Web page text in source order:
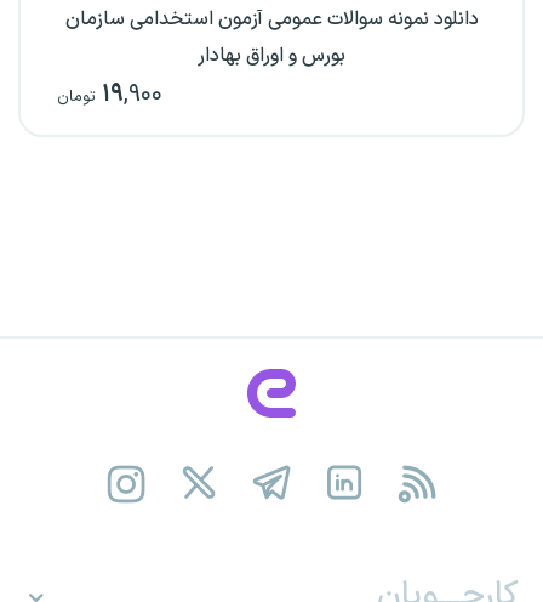
دانلود نمونه سوالات عمومی آزمون استخدامی سازمان
بورس و اوراق بهادار
۱۹,۹۰۰ تومان